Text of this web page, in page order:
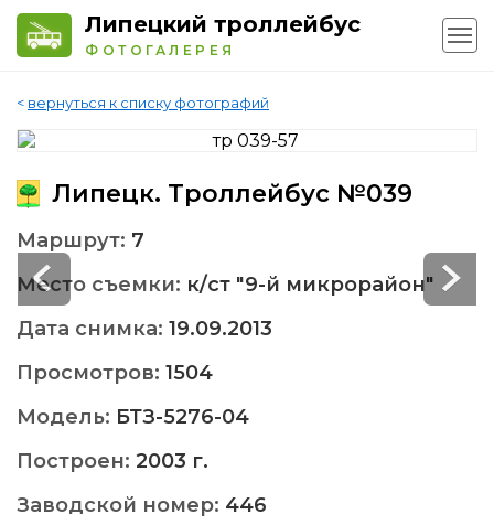
Липецкий троллейбус
ФОТОГАЛЕРЕЯ
< вернуться к списку фотографий
Липецк. Троллейбус №039
Маршрут: 7
Место съемки: к/ст "9-й микрорайон"
Дата снимка: 19.09.2013
Просмотров: 1504
Модель: БТЗ-5276-04
Построен: 2003 г.
Заводской номер: 446